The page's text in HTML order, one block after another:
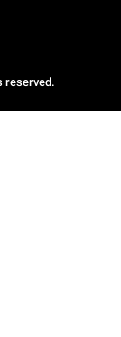
reserved.